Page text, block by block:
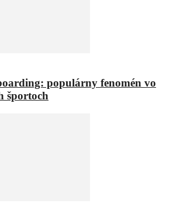
populárny fenomén vo
športoch